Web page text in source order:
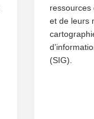
ressources
et de leurs
(SIG).